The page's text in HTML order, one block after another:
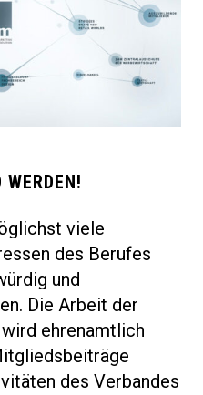
viele
des Berufes
und
Die Arbeit der
ehrenamtlich
des Verbandes